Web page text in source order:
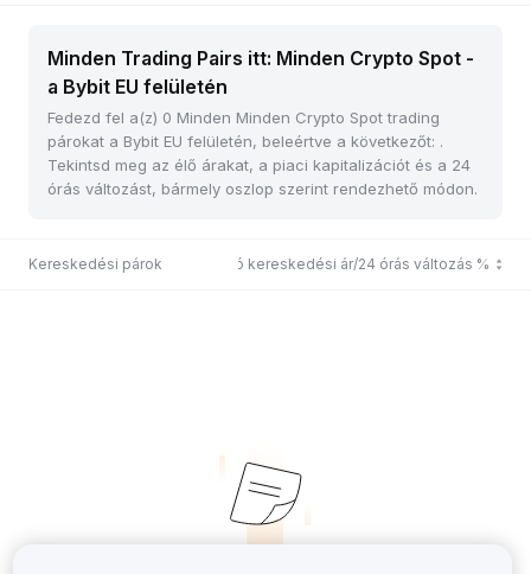
Minden Trading Pairs itt: Minden Crypto Spot -
a Bybit EU felületén
Fedezd fel a(z) 0 Minden Minden Crypto Spot trading
párokat a Bybit EU felületén, beleértve a következőt: .
Tekintsd meg az élő árakat, a piaci kapitalizációt és a 24
órás változást, bármely oszlop szerint rendezhető módon.
Kereskedési párok Utolsó kereskedési ár/24 órás változás %